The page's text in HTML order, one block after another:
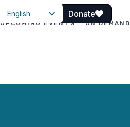
English
Donate
UPCOMING EVENTS ON DEMAND